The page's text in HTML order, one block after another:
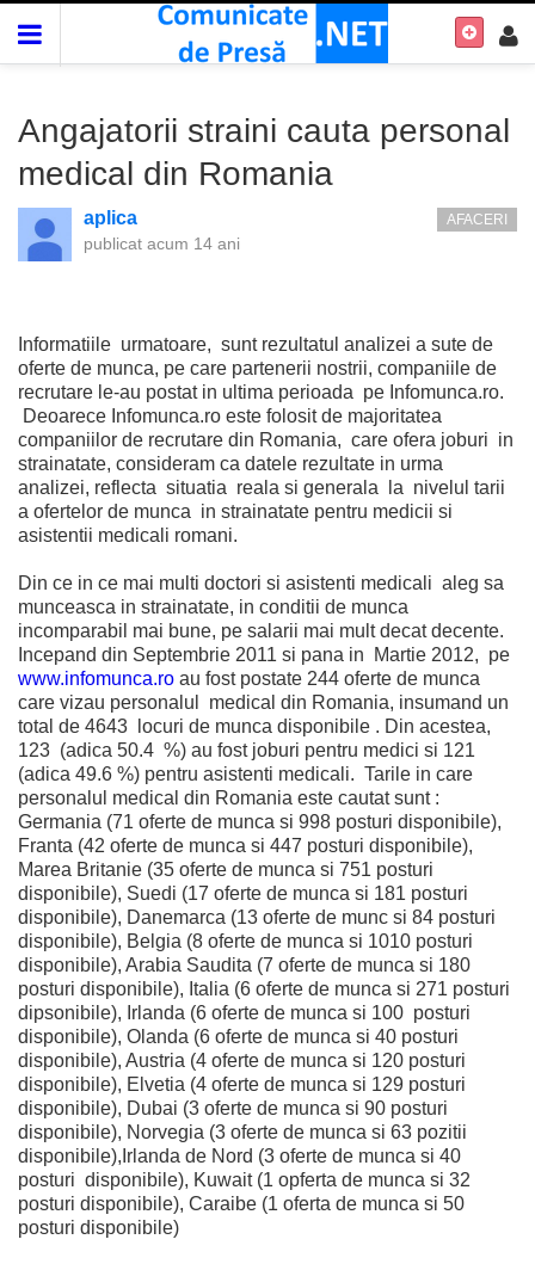
Angajatorii straini cauta personal
medical din Romania
aplica
publicat acum 14 ani
AFACERI
Informatiile urmatoare, sunt rezultatul analizei a sute de
oferte de munca, pe care partenerii nostrii, companiile de
recrutare le-au postat in ultima perioada pe Infomunca.ro.
Deoarece Infomunca.ro este folosit de majoritatea
companiilor de recrutare din Romania, care ofera joburi in
strainatate, consideram ca datele rezultate in urma
analizei, reflecta situatia reala si generala la nivelul tarii
a ofertelor de munca in strainatate pentru medicii si
asistentii medicali romani.
Din ce in ce mai multi doctori si asistenti medicali aleg sa
munceasca in strainatate, in conditii de munca
incomparabil mai bune, pe salarii mai mult decat decente.
Incepand din Septembrie 2011 si pana in Martie 2012, pe
www.infomunca.ro au fost postate 244 oferte de munca
care vizau personalul medical din Romania, insumand un
total de 4643 locuri de munca disponibile . Din acestea,
123 (adica 50.4 %) au fost joburi pentru medici si 121
(adica 49.6 %) pentru asistenti medicali. Tarile in care
personalul medical din Romania este cautat sunt :
Germania (71 oferte de munca si 998 posturi disponibile),
Franta (42 oferte de munca si 447 posturi disponibile),
Marea Britanie (35 oferte de munca si 751 posturi
disponibile), Suedi (17 oferte de munca si 181 posturi
disponibile), Danemarca (13 oferte de munc si 84 posturi
disponibile), Belgia (8 oferte de munca si 1010 posturi
disponibile), Arabia Saudita (7 oferte de munca si 180
posturi disponibile), Italia (6 oferte de munca si 271 posturi
dipsonibile), Irlanda (6 oferte de munca si 100 posturi
disponibile), Olanda (6 oferte de munca si 40 posturi
disponibile), Austria (4 oferte de munca si 120 posturi
disponibile), Elvetia (4 oferte de munca si 129 posturi
disponibile), Dubai (3 oferte de munca si 90 posturi
disponibile), Norvegia (3 oferte de munca si 63 pozitii
disponibile),Irlanda de Nord (3 oferte de munca si 40
posturi disponibile), Kuwait (1 opferta de munca si 32
posturi disponibile), Caraibe (1 oferta de munca si 50
posturi disponibile)